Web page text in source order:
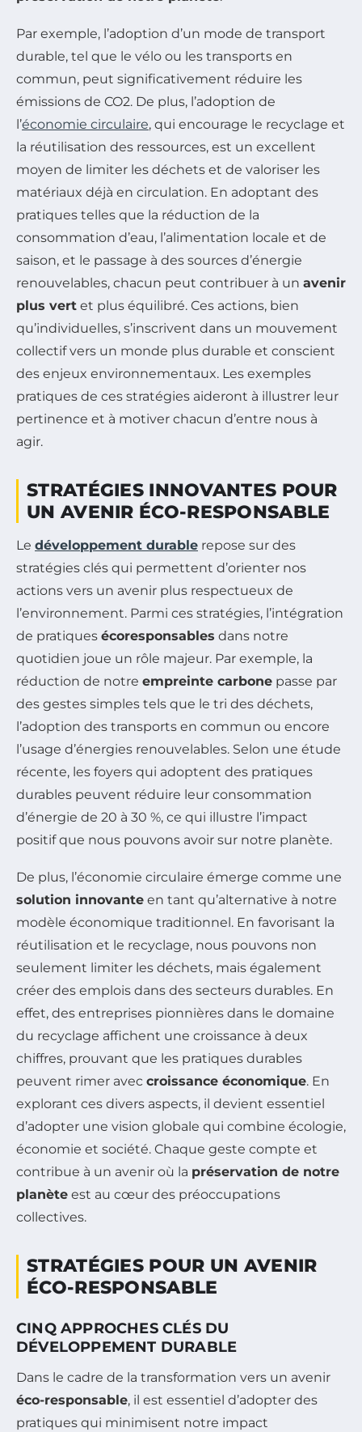
Par exemple, l’adoption d’un mode de transport
durable, tel que le vélo ou les transports en
commun, peut significativement réduire les
émissions de CO2. De plus, l’adoption de
l’économie circulaire, qui encourage le recyclage et
la réutilisation des ressources, est un excellent
moyen de limiter les déchets et de valoriser les
matériaux déjà en circulation. En adoptant des
pratiques telles que la réduction de la
consommation d’eau, l’alimentation locale et de
saison, et le passage à des sources d’énergie
renouvelables, chacun peut contribuer à un avenir
plus vert et plus équilibré. Ces actions, bien
qu’individuelles, s’inscrivent dans un mouvement
collectif vers un monde plus durable et conscient
des enjeux environnementaux. Les exemples
pratiques de ces stratégies aideront à illustrer leur
pertinence et à motiver chacun d’entre nous à
agir.
STRATÉGIES INNOVANTES POUR
UN AVENIR ÉCO-RESPONSABLE
Le développement durable repose sur des
stratégies clés qui permettent d’orienter nos
actions vers un avenir plus respectueux de
l’environnement. Parmi ces stratégies, l’intégration
de pratiques écoresponsables dans notre
quotidien joue un rôle majeur. Par exemple, la
réduction de notre empreinte carbone passe par
des gestes simples tels que le tri des déchets,
l’adoption des transports en commun ou encore
l’usage d’énergies renouvelables. Selon une étude
récente, les foyers qui adoptent des pratiques
durables peuvent réduire leur consommation
d’énergie de 20 à 30 %, ce qui illustre l’impact
positif que nous pouvons avoir sur notre planète.
De plus, l’économie circulaire émerge comme une
solution innovante en tant qu’alternative à notre
modèle économique traditionnel. En favorisant la
réutilisation et le recyclage, nous pouvons non
seulement limiter les déchets, mais également
créer des emplois dans des secteurs durables. En
effet, des entreprises pionnières dans le domaine
du recyclage affichent une croissance à deux
chiffres, prouvant que les pratiques durables
peuvent rimer avec croissance économique. En
explorant ces divers aspects, il devient essentiel
d’adopter une vision globale qui combine écologie,
économie et société. Chaque geste compte et
contribue à un avenir où la préservation de notre
planète est au cœur des préoccupations
collectives.
STRATÉGIES POUR UN AVENIR
ÉCO-RESPONSABLE
CINQ APPROCHES CLÉS DU
DÉVELOPPEMENT DURABLE
Dans le cadre de la transformation vers un avenir
éco-responsable, il est essentiel d’adopter des
pratiques qui minimisent notre impact